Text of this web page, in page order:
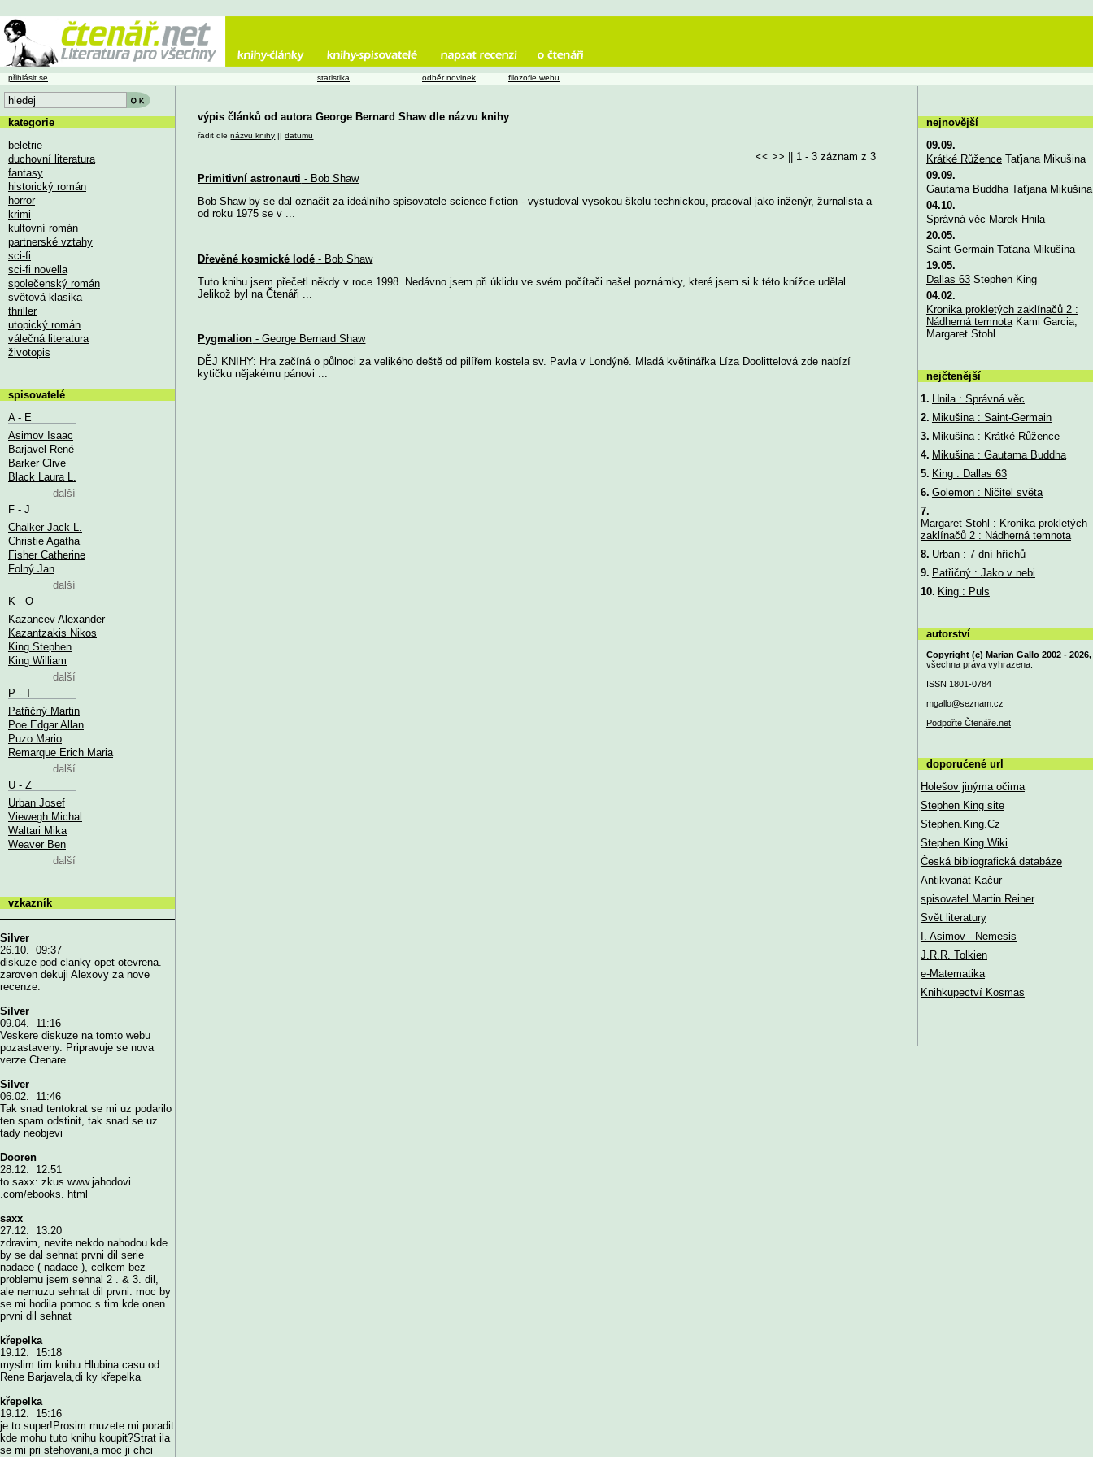
výpis článků od autora George Bernard Shaw dle názvu knihy
řadit dlenázvu knihy ||datumu
<< >> || 1 - 3 záznam z 3
Primitivní astronauti - Bob Shaw
Bob Shaw by se dal označit za ideálního spisovatele science fiction - vystudoval vysokou školu technickou, pracoval jako inženýr, žurnalista a
od roku 1975 se v ...
Dřevěné kosmické lodě - Bob Shaw
Tuto knihu jsem přečetl někdy v roce 1998. Nedávno jsem při úklidu ve svém počítači našel poznámky, které jsem si k této knížce udělal.
Jelikož byl na Čtenáři ...
Pygmalion - George Bernard Shaw
DĚJ KNIHY: Hra začíná o půlnoci za velikého deště od pilířem kostela sv. Pavla v Londýně. Mladá květinářka Líza Doolittelová zde nabízí
kytičku nějakému pánovi ...
přihlásit se statistika odběr novinek filozofie webu
kategorie
beletrie
duchovní literatura
fantasy
historický román
horror
krimi
kultovní román
partnerské vztahy
sci-fi
sci-fi novella
společenský román
světová klasika
thriller
utopický román
válečná literatura
životopis
spisovatelé
A - E
Asimov Isaac
Barjavel René
Barker Clive
Black Laura L.
další
F - J
Chalker Jack L.
Christie Agatha
Fisher Catherine
Folný Jan
další
K - O
Kazancev Alexander
Kazantzakis Nikos
King Stephen
King William
další
P - T
Patřičný Martin
Poe Edgar Allan
Puzo Mario
Remarque Erich Maria
další
U - Z
Urban Josef
Viewegh Michal
Waltari Mika
Weaver Ben
další
vzkazník
Silver
26.10. 09:37
diskuze pod clanky opet otevrena.
zaroven dekuji Alexovy za nove
recenze.
Silver
09.04. 11:16
Veskere diskuze na tomto webu
pozastaveny. Pripravuje se nova
verze Ctenare.
Silver
06.02. 11:46
Tak snad tentokrat se mi uz podarilo
ten spam odstinit, tak snad se uz
tady neobjevi
Dooren
28.12. 12:51
to saxx: zkus www.jahodovi
.com/ebooks. html
saxx
27.12. 13:20
zdravim, nevite nekdo nahodou kde
by se dal sehnat prvni dil serie
nadace ( nadace ), celkem bez
problemu jsem sehnal 2 . & 3. dil,
ale nemuzu sehnat dil prvni. moc by
se mi hodila pomoc s tim kde onen
prvni dil sehnat
křepelka
19.12. 15:18
myslim tim knihu Hlubina casu od
Rene Barjavela,di ky křepelka
křepelka
19.12. 15:16
je to super!Prosim muzete mi poradit
kde mohu tuto knihu koupit?Strat ila
se mi pri stehovani,a moc ji chci
nejnovější
09.09.
Krátké RůženceTaťjana Mikušina
09.09.
Gautama BuddhaTaťjana Mikušina
04.10.
Správná věc Marek Hnila
20.05.
Saint-GermainTaťana Mikušina
19.05.
Dallas 63Stephen King
04.02.
Kronika prokletých zaklínačů 2 :
Nádherná temnotaKami Garcia,
Margaret Stohl
nejčtenější
1. Hnila : Správná věc
2. Mikušina : Saint-Germain
3. Mikušina : Krátké Růžence
4. Mikušina : Gautama Buddha
5. King : Dallas 63
6. Golemon : Ničitel světa
7.
Margaret Stohl : Kronika prokletých
zaklínačů 2 : Nádherná temnota
8. Urban : 7 dní hříchů
9. Patřičný : Jako v nebi
10. King : Puls
autorství
Copyright (c) Marian Gallo 2002 - 2026,
všechna práva vyhrazena.
ISSN 1801-0784
mgallo@seznam.cz
Podpořte Čtenáře.net
doporučené url
Holešov jinýma očima
Stephen King site
Stephen.King.Cz
Stephen King Wiki
Česká bibliografická databáze
Antikvariát Kačur
spisovatel Martin Reiner
Svět literatury
I. Asimov - Nemesis
J.R.R. Tolkien
e-Matematika
Knihkupectví Kosmas